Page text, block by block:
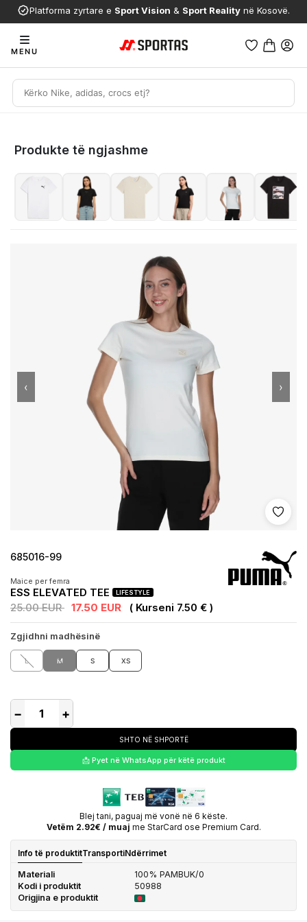
Platforma zyrtare e Sport Vision & Sport Reality në Kosovë.
MENU
Produkte të ngjashme
Shto
‹ ›
685016-99
Maice per femra
ESS ELEVATED TEE LIFESTYLE
25.00 EUR 17.50 EUR ( Kurseni 7.50 € )
Zgjidhni madhësinë
L M S XS
− +
SHTO NË SHPORTË
📩 Pyet në WhatsApp për këtë produkt
Blej tani, paguaj më vonë në 6 këste.
Vetëm 2.92€ / muaj me StarCard ose Premium Card.
Info të produktitTransportiNdërrimet
Materiali
100% PAMBUK/0
Kodi i produktit
50988
Origjina e produktit